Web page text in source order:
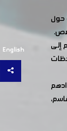
English
حول
إلى